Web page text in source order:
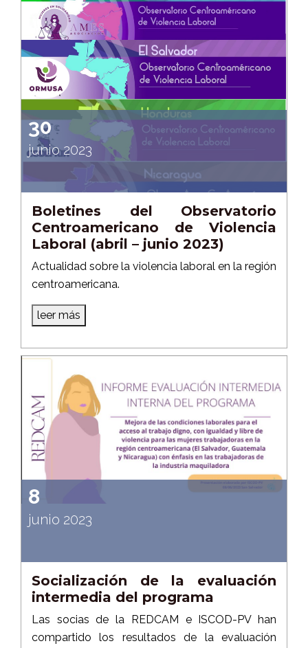
30
junio 2023
Boletines del Observatorio
Centroamericano de Violencia
Laboral (abril – junio 2023)
Actualidad sobre la violencia laboral en la región
centroamericana.
leer más
8
junio 2023
Socialización de la evaluación
intermedia del programa
Las socias de la REDCAM e ISCOD-PV han
compartido los resultados de la evaluación